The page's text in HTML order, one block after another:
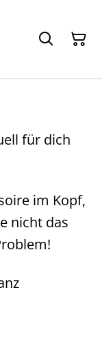
für dich
im Kopf,
nicht das